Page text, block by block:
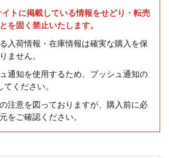
トに掲載している情報をせどり・転売
を固く禁止いたします。
入荷情報・在庫情報は確実な購入を保
ません。
通知を使用するため、プッシュ通知の
ください。
注意を図っておりますが、購入前に必
をご確認ください。